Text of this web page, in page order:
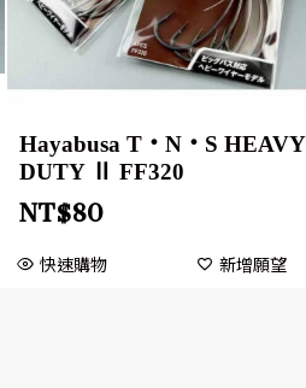
Hayabusa T・N・S HEAVY
DUTY Ⅱ FF320
NT$80
快速購物 新增願望